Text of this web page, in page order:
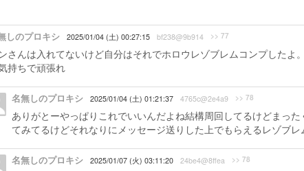
しのプロキシ 2025/01/04 (土) 00:27:15 bf238@9b914 >> 77
さんは入れてないけど自分はそれでホロウレゾブレムコンプしたよ
持ちで頑張れ
名無しのプロキシ 2025/01/04 (土) 01:21:37 4765c@2e4a9 >> 78
ありがとーやっぱりこれでいいんだよね結構周回してるけどまっ
てみてるけどそれなりにメッセージ送りした上でもらえるレゾブ
名無しのプロキシ 2025/01/07 (火) 03:11:20 24be4@8ffea >> 78